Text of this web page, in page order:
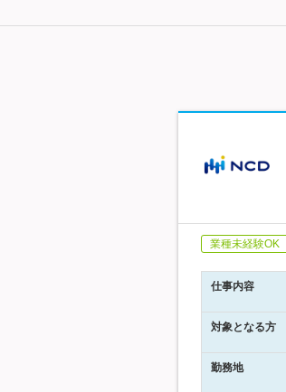
業種未経験OK
仕事内容
対象となる方
勤務地